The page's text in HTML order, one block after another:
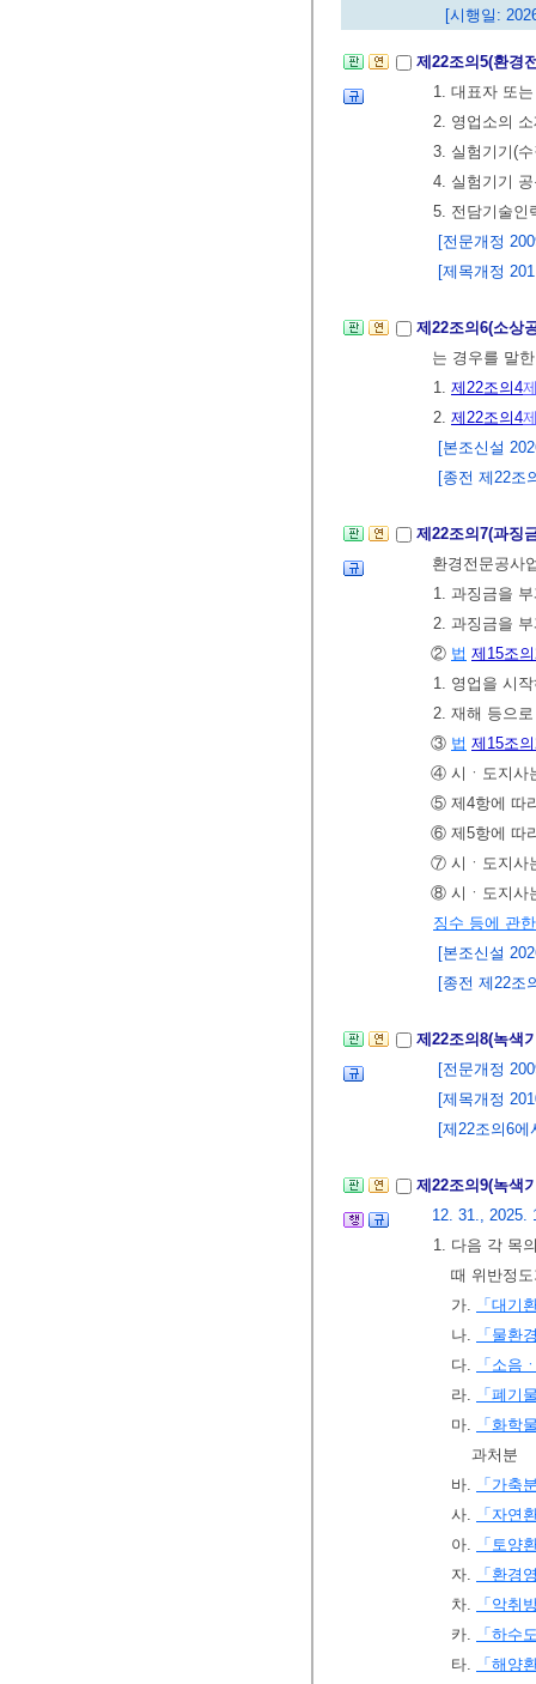
[시행일:
제22조의5(환경
1. 대표자 또
2. 영업소의
3. 실험기기(
4. 실험기기
5. 전담기술인
[전문개정
[제목개정
제22조의6(소상
는 경우를 말
1. 제22조의4
2. 제22조의4
[본조신설
[종전 제22조
제22조의7(과징
환경전문공사
1. 과징금을
2. 과징금을
② 법 제15조
1. 영업을 시
2. 재해 등으
③ 법 제15조
④ 시ㆍ도지사
⑤ 제4항에 따
⑥ 제5항에 따
⑦ 시ㆍ도지사
⑧ 시ㆍ도지사
징수 등에 관
[본조신설
[종전 제22조
제22조의8(녹색
[전문개정
[제목개정
[제22조의6
제22조의9(녹색
12. 31., 2025.
1. 다음 각 목
때 위반정
가.
「대기
나.
「물환
다.
「소음
라.
「폐기
마.
「화학
과처분
바.
「가축
사.
「자연
아.
「토양
자.
「환경
차.
「악취
카.
「하수
타.
「해양